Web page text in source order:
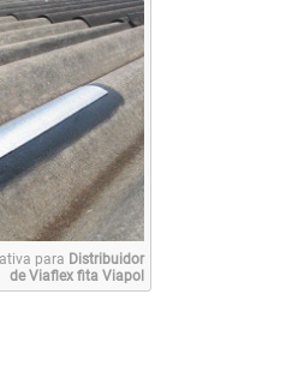
para Distribuidor
de Viaflex fita Viapol